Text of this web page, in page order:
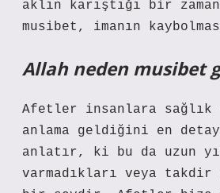
aklın karıştığı bir
musibet, imanın
Allah neden musibet
Afetler insanlara sağlık
anlama geldiğini en
anlatır, ki bu da uzun
varmadıkları veya